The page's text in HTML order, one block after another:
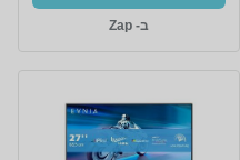
ב- Zap